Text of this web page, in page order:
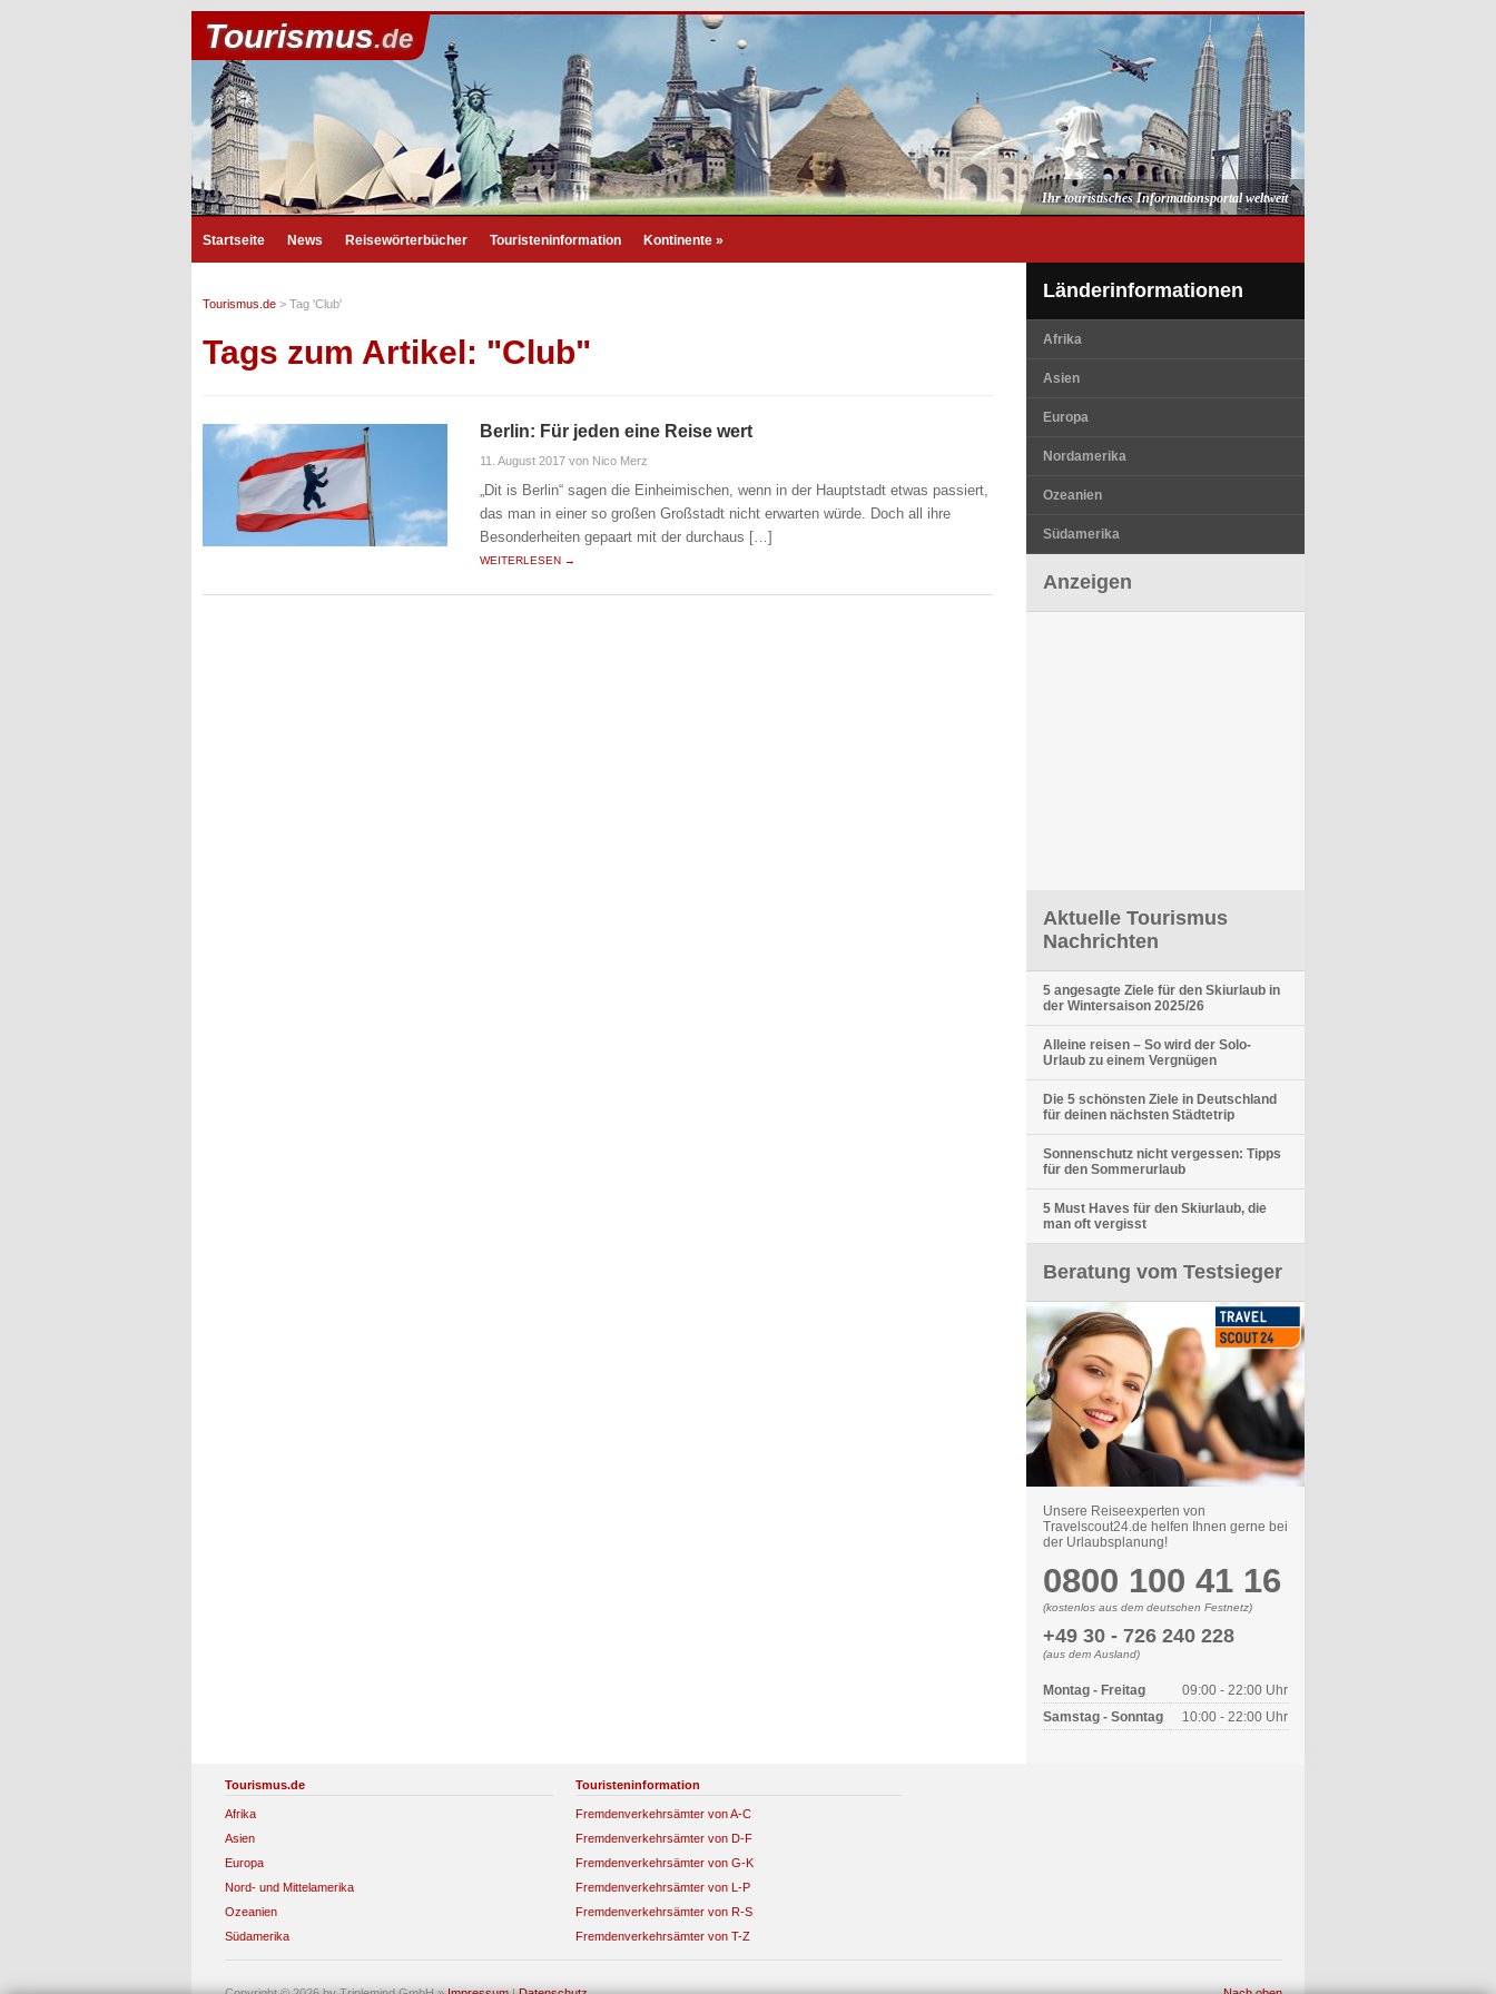
Tourismus.de
Ihr touristisches Informationsportal weltweit
Startseite News Reisewörterbücher Touristeninformation Kontinente »
Tourismus.de > Tag 'Club'
Tags zum Artikel: "Club"
Berlin: Für jeden eine Reise wert
11. August 2017 von Nico Merz
„Dit is Berlin“ sagen die Einheimischen, wenn in der Hauptstadt etwas passiert,
das man in einer so großen Großstadt nicht erwarten würde. Doch all ihre
Besonderheiten gepaart mit der durchaus […]
WEITERLESEN →
Länderinformationen
Afrika
Asien
Europa
Nordamerika
Ozeanien
Südamerika
Anzeigen
Aktuelle Tourismus
Nachrichten
5 angesagte Ziele für den Skiurlaub in
der Wintersaison 2025/26
Alleine reisen – So wird der Solo-
Urlaub zu einem Vergnügen
Die 5 schönsten Ziele in Deutschland
für deinen nächsten Städtetrip
Sonnenschutz nicht vergessen: Tipps
für den Sommerurlaub
5 Must Haves für den Skiurlaub, die
man oft vergisst
Beratung vom Testsieger
Unsere Reiseexperten von
Travelscout24.de helfen Ihnen gerne bei
der Urlaubsplanung!
0800 100 41 16
(kostenlos aus dem deutschen Festnetz)
+49 30 - 726 240 228
(aus dem Ausland)
Montag - Freitag
09:00 - 22:00 Uhr
Samstag - Sonntag
10:00 - 22:00 Uhr
Tourismus.de
Afrika
Asien
Europa
Nord- und Mittelamerika
Ozeanien
Südamerika
Touristeninformation
Fremdenverkehrsämter von A-C
Fremdenverkehrsämter von D-F
Fremdenverkehrsämter von G-K
Fremdenverkehrsämter von L-P
Fremdenverkehrsämter von R-S
Fremdenverkehrsämter von T-Z